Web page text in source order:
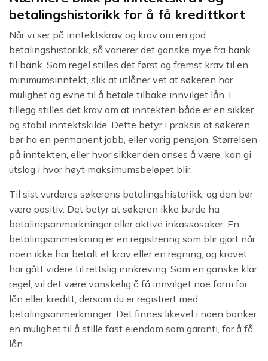
betalingshistorikk for å få kredittkort
Når vi ser på inntektskrav og krav om en god
betalingshistorikk, så varierer det ganske mye fra bank
til bank. Som regel stilles det først og fremst krav til en
minimumsinntekt, slik at utlåner vet at søkeren har
mulighet og evne til å betale tilbake innvilget lån. I
tillegg stilles det krav om at inntekten både er en sikker
og stabil inntektskilde. Dette betyr i praksis at søkeren
bør ha en permanent jobb, eller varig pensjon. Størrelsen
på inntekten, eller hvor sikker den anses å være, kan gi
utslag i hvor høyt maksimumsbeløpet blir.
Til sist vurderes søkerens betalingshistorikk, og den bør
være positiv. Det betyr at søkeren ikke burde ha
betalingsanmerkninger eller aktive inkassosaker. En
betalingsanmerkning er en registrering som blir gjort når
noen ikke har betalt et krav eller en regning, og kravet
har gått videre til rettslig innkreving. Som en ganske klar
regel, vil det være vanskelig å få innvilget noe form for
lån eller kreditt, dersom du er registrert med
betalingsanmerkninger. Det finnes likevel i noen banker
en mulighet til å stille fast eiendom som garanti, for å få
lån.